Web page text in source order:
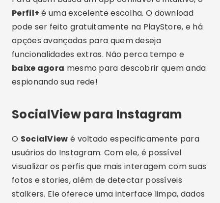
OSocialViewé voltado especificamente para
usuários do Instagram. Com ele, é possível
visualizar os perfis que mais interagem com suas
fotos e stories, além de detectar possíveis
stalkers. Ele oferece uma interface limpa, dados
atualizados e é ideal para quem deseja saber
Você pode baixar grátis esse aplicativo na loja
oficial do seu celular. Com poucos toques, você
terá acesso a relatórios completos e
detalhados. O download é leve, e o app não
compromete o desempenho do dispositivo.
Publicidade - SpotAds